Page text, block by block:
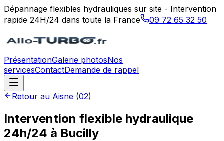
Dépannage flexibles hydrauliques sur site - Intervention
rapide 24H/24 dans toute la France
09 72 65 32 50
PrésentationGalerie photosNos
servicesContactDemande de rappel
Retour au Aisne (02)
Intervention flexible hydraulique
24h/24 à Bucilly